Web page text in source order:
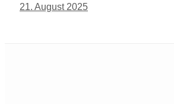
21. August 2025